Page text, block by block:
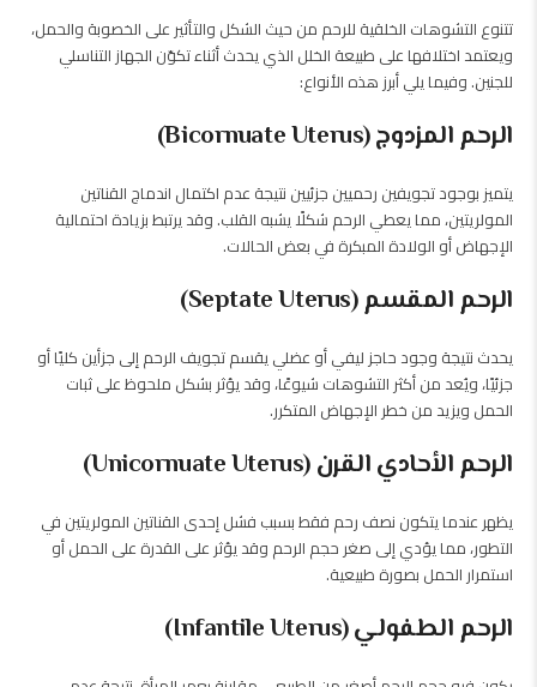
تتنوع التشوهات الخلقية للرحم من حيث الشكل والتأثير على الخصوبة والحمل،
ويعتمد اختلافها على طبيعة الخلل الذي يحدث أثناء تكوّن الجهاز التناسلي
للجنين. وفيما يلي أبرز هذه الأنواع:
الرحم المزدوج (Bicornuate Uterus)
يتميز بوجود تجويفين رحميين جزئيين نتيجة عدم اكتمال اندماج القناتين
المولريتين، مما يعطي الرحم شكلًا يشبه القلب. وقد يرتبط بزيادة احتمالية
الإجهاض أو الولادة المبكرة في بعض الحالات.
الرحم المقسم (Septate Uterus)
يحدث نتيجة وجود حاجز ليفي أو عضلي يقسم تجويف الرحم إلى جزأين كليًا أو
جزئيًا، ويُعد من أكثر التشوهات شيوعًا، وقد يؤثر بشكل ملحوظ على ثبات
الحمل ويزيد من خطر الإجهاض المتكرر.
الرحم الأحادي القرن (Unicornuate Uterus)
يظهر عندما يتكون نصف رحم فقط بسبب فشل إحدى القناتين المولريتين في
التطور، مما يؤدي إلى صغر حجم الرحم وقد يؤثر على القدرة على الحمل أو
استمرار الحمل بصورة طبيعية.
الرحم الطفولي (Infantile Uterus)